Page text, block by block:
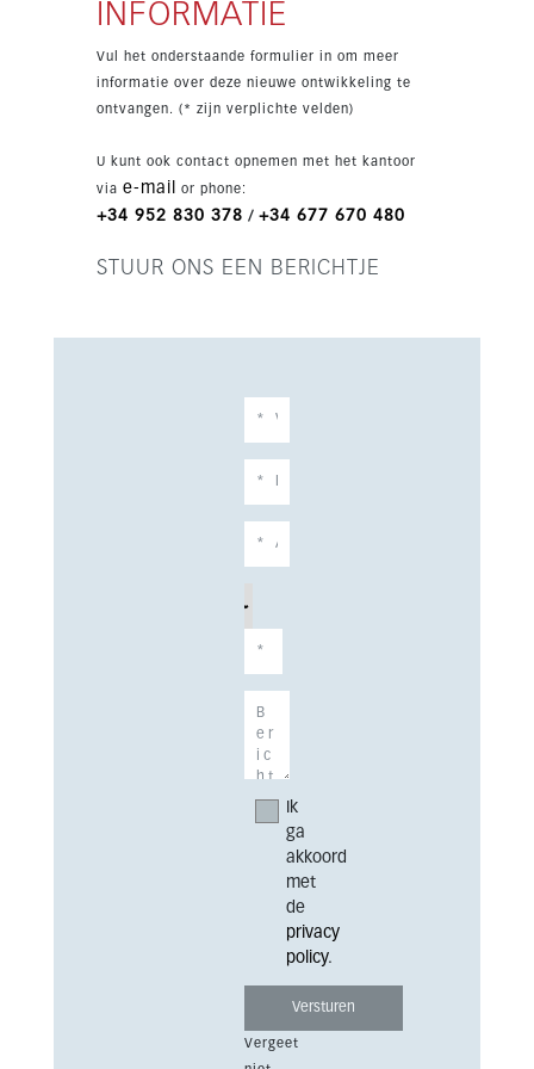
het treinstation, scholen en winkels.
INFORMATIE
Vul het onderstaande formulier in om meer
informatie over deze nieuwe ontwikkeling te
ontvangen. (* zijn verplichte velden)
U kunt ook contact opnemen met het kantoor
via e-mail or phone:
+34 952 830 378 / +34 677 670 480
STUUR ONS EEN BERICHTJE
Ik
ga
akkoord
met
de
privacy
policy.
Vergeet